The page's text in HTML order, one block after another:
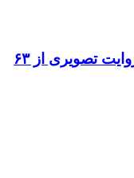
مسابقه عکاسی ایران‌خودرو؛ روایت تصویری از ۶۳